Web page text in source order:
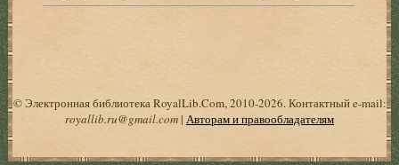
© Электронная библиотека RoyalLib.Com, 2010-2026. Контактный e-mail:
royallib.ru@gmail.com| Авторам и правообладателям